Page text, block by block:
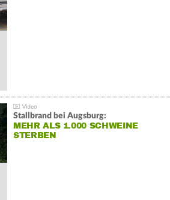
Stallbrand bei Augsburg:
MEHR ALS 1.000 SCHWEINE
STERBEN